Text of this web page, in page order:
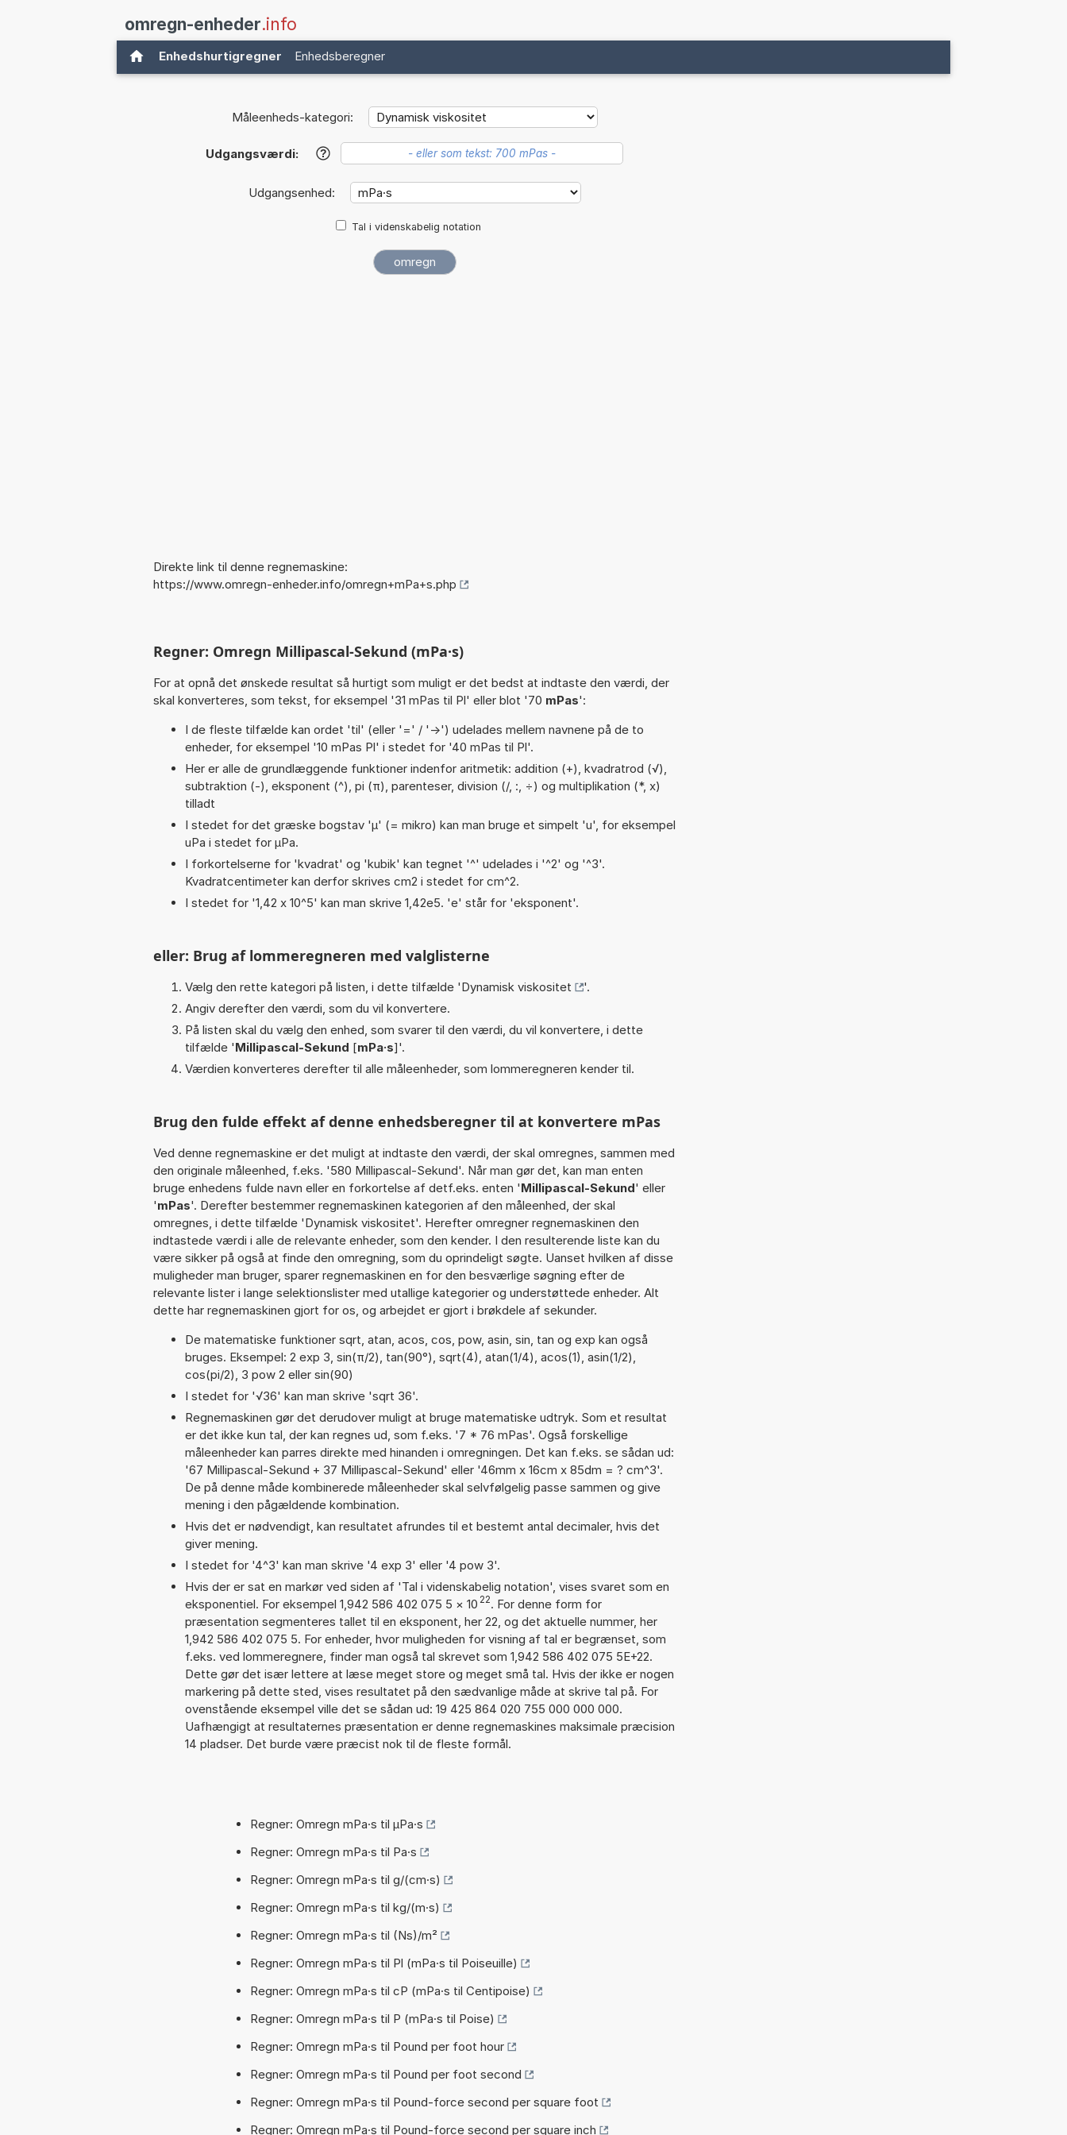
omregn-enheder.info
Enhedshurtigregner Enhedsberegner
Måleenheds-kategori:
Udgangsværdi: ?
Udgangsenhed:
Tal i videnskabelig notation
Direkte link til denne regnemaskine:
https://www.omregn-enheder.info/omregn+mPa+s.php
Regner: Omregn Millipascal-Sekund (mPa·s)
For at opnå det ønskede resultat så hurtigt som muligt er det bedst at indtaste den værdi, der
skal konverteres, som tekst, for eksempel '31 mPas til Pl' eller blot '70 mPas':
I de fleste tilfælde kan ordet 'til' (eller '=' / '->') udelades mellem navnene på de to
enheder, for eksempel '10 mPas Pl' i stedet for '40 mPas til Pl'.
Her er alle de grundlæggende funktioner indenfor aritmetik: addition (+), kvadratrod (√),
subtraktion (-), eksponent (^), pi (π), parenteser, division (/, :, ÷) og multiplikation (*, x)
tilladt
I stedet for det græske bogstav 'µ' (= mikro) kan man bruge et simpelt 'u', for eksempel
uPa i stedet for µPa.
I forkortelserne for 'kvadrat' og 'kubik' kan tegnet '^' udelades i '^2' og '^3'.
Kvadratcentimeter kan derfor skrives cm2 i stedet for cm^2.
I stedet for '1,42 x 10^5' kan man skrive 1,42e5. 'e' står for 'eksponent'.
eller: Brug af lommeregneren med valglisterne
Vælg den rette kategori på listen, i dette tilfælde 'Dynamisk viskositet
'.
Angiv derefter den værdi, som du vil konvertere.
På listen skal du vælg den enhed, som svarer til den værdi, du vil konvertere, i dette
tilfælde 'Millipascal-Sekund [mPa·s]'.
Værdien konverteres derefter til alle måleenheder, som lommeregneren kender til.
Brug den fulde effekt af denne enhedsberegner til at konvertere mPas
Ved denne regnemaskine er det muligt at indtaste den værdi, der skal omregnes, sammen med
den originale måleenhed, f.eks. '580 Millipascal-Sekund'. Når man gør det, kan man enten
bruge enhedens fulde navn eller en forkortelse af detf.eks. enten 'Millipascal-Sekund' eller
'mPas'. Derefter bestemmer regnemaskinen kategorien af den måleenhed, der skal
omregnes, i dette tilfælde 'Dynamisk viskositet'. Herefter omregner regnemaskinen den
indtastede værdi i alle de relevante enheder, som den kender. I den resulterende liste kan du
være sikker på også at finde den omregning, som du oprindeligt søgte. Uanset hvilken af disse
muligheder man bruger, sparer regnemaskinen en for den besværlige søgning efter de
relevante lister i lange selektionslister med utallige kategorier og understøttede enheder. Alt
dette har regnemaskinen gjort for os, og arbejdet er gjort i brøkdele af sekunder.
De matematiske funktioner sqrt, atan, acos, cos, pow, asin, sin, tan og exp kan også
bruges. Eksempel: 2 exp 3, sin(π/2), tan(90°), sqrt(4), atan(1/4), acos(1), asin(1/2),
cos(pi/2), 3 pow 2 eller sin(90)
I stedet for '√36' kan man skrive 'sqrt 36'.
Regnemaskinen gør det derudover muligt at bruge matematiske udtryk. Som et resultat
er det ikke kun tal, der kan regnes ud, som f.eks. '7 * 76 mPas'. Også forskellige
måleenheder kan parres direkte med hinanden i omregningen. Det kan f.eks. se sådan ud:
'67 Millipascal-Sekund + 37 Millipascal-Sekund' eller '46mm x 16cm x 85dm = ? cm^3'.
De på denne måde kombinerede måleenheder skal selvfølgelig passe sammen og give
mening i den pågældende kombination.
Hvis det er nødvendigt, kan resultatet afrundes til et bestemt antal decimaler, hvis det
giver mening.
I stedet for '4^3' kan man skrive '4 exp 3' eller '4 pow 3'.
Hvis der er sat en markør ved siden af 'Tal i videnskabelig notation', vises svaret som en
eksponentiel. For eksempel 1,942 586 402 075 5 × 10 22. For denne form for
præsentation segmenteres tallet til en eksponent, her 22, og det aktuelle nummer, her
1,942 586 402 075 5. For enheder, hvor muligheden for visning af tal er begrænset, som
f.eks. ved lommeregnere, finder man også tal skrevet som 1,942 586 402 075 5E+22.
Dette gør det især lettere at læse meget store og meget små tal. Hvis der ikke er nogen
markering på dette sted, vises resultatet på den sædvanlige måde at skrive tal på. For
ovenstående eksempel ville det se sådan ud: 19 425 864 020 755 000 000 000.
Uafhængigt at resultaternes præsentation er denne regnemaskines maksimale præcision
14 pladser. Det burde være præcist nok til de fleste formål.
Regner: Omregn mPa·s til µPa·s
Regner: Omregn mPa·s til Pa·s
Regner: Omregn mPa·s til g/(cm·s)
Regner: Omregn mPa·s til kg/(m·s)
Regner: Omregn mPa·s til (Ns)/m²
Regner: Omregn mPa·s til Pl (mPa·s til Poiseuille)
Regner: Omregn mPa·s til cP (mPa·s til Centipoise)
Regner: Omregn mPa·s til P (mPa·s til Poise)
Regner: Omregn mPa·s til Pound per foot hour
Regner: Omregn mPa·s til Pound per foot second
Regner: Omregn mPa·s til Pound-force second per square foot
Regner: Omregn mPa·s til Pound-force second per square inch